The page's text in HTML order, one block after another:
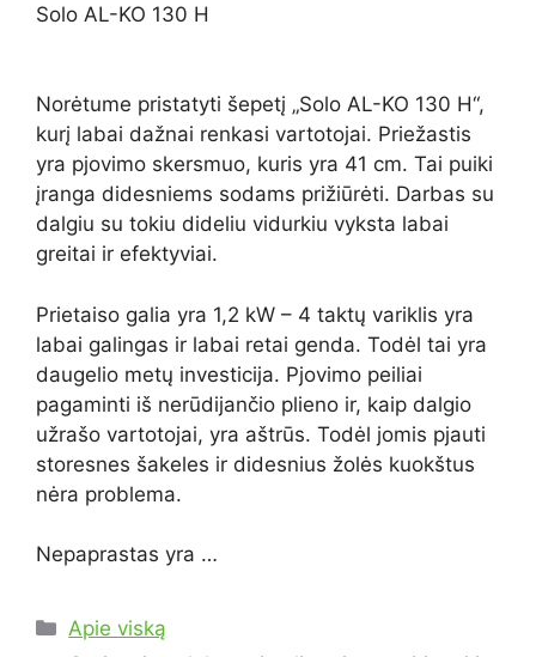
Solo AL-KO 130 H
Norėtume pristatyti šepetį „Solo AL-KO 130 H“,
kurį labai dažnai renkasi vartotojai. Priežastis
yra pjovimo skersmuo, kuris yra 41 cm. Tai puiki
įranga didesniems sodams prižiūrėti. Darbas su
dalgiu su tokiu dideliu vidurkiu vyksta labai
greitai ir efektyviai.
Prietaiso galia yra 1,2 kW – 4 taktų variklis yra
labai galingas ir labai retai genda. Todėl tai yra
daugelio metų investicija. Pjovimo peiliai
pagaminti iš nerūdijančio plieno ir, kaip dalgio
užrašo vartotojai, yra aštrūs. Todėl jomis pjauti
storesnes šakeles ir didesnius žolės kuokštus
nėra problema.
Nepaprastas yra …
Kategorijos
Apie viską